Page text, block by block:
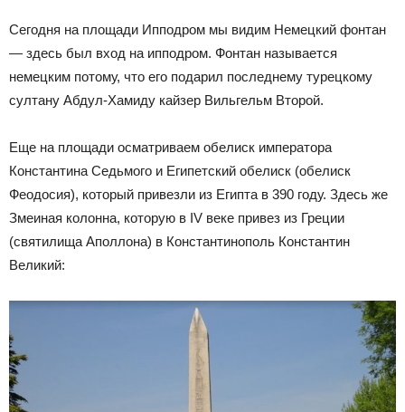
Сегодня на площади Ипподром мы видим Немецкий фонтан
— здесь был вход на ипподром. Фонтан называется
немецким потому, что его подарил последнему турецкому
султану Абдул-Хамиду кайзер Вильгельм Второй.
Еще на площади осматриваем обелиск императора
Константина Седьмого и Египетский обелиск (обелиск
Феодосия), который привезли из Египта в 390 году. Здесь же
Змеиная колонна, которую в IV веке привез из Греции
(святилища Аполлона) в Константинополь Константин
Великий: